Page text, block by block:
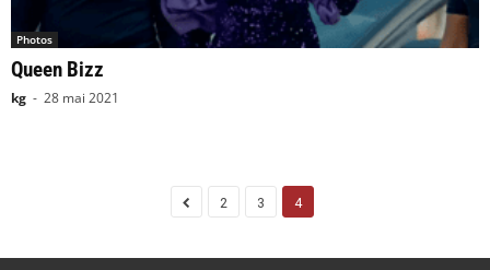
Photos
Queen Bizz
kg - 28 mai 2021
2 3 4